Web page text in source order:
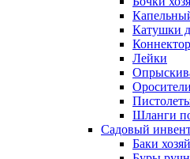
Катушки
Лейки
Шланги
Садовый
Баки